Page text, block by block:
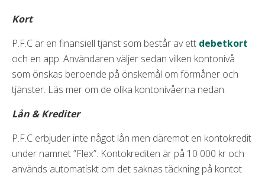
Kort
P.F.C är en finansiell tjänst som består av ett debetkort
och en app. Användaren väljer sedan vilken kontonivå
som önskas beroende på önskemål om förmåner och
tjänster. Läs mer om de olika kontonivåerna nedan.
Lån & Krediter
P.F.C erbjuder inte något lån men däremot en kontokredit
under namnet ”Flex”. Kontokrediten är på 10 000 kr och
används automatiskt om det saknas täckning på kontot